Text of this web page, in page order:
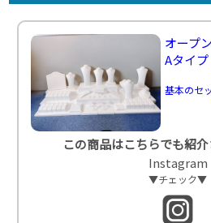
オープ
Aタイプ
基本のセ
この商品はこちらでも紹
Instagram
▼チェック▼